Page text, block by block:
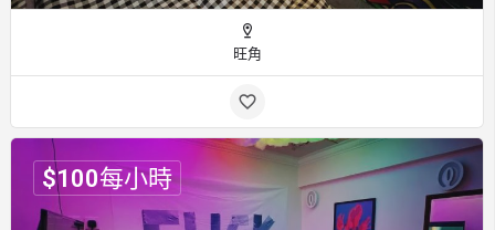
旺角
$100每小時